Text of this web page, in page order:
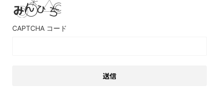
CAPTCHA コード